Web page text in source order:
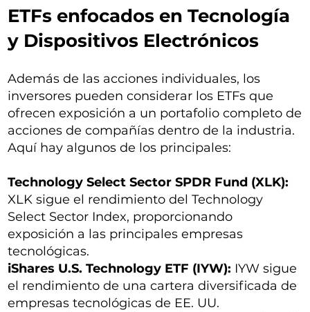
ETFs enfocados en Tecnología
y Dispositivos Electrónicos
Además de las acciones individuales, los
inversores pueden considerar los ETFs que
ofrecen exposición a un portafolio completo de
acciones de compañías dentro de la industria.
Aquí hay algunos de los principales:
Technology Select Sector SPDR Fund (XLK):
XLK sigue el rendimiento del Technology
Select Sector Index, proporcionando
exposición a las principales empresas
tecnológicas.
iShares U.S. Technology ETF (IYW): IYW sigue
el rendimiento de una cartera diversificada de
empresas tecnológicas de EE. UU.